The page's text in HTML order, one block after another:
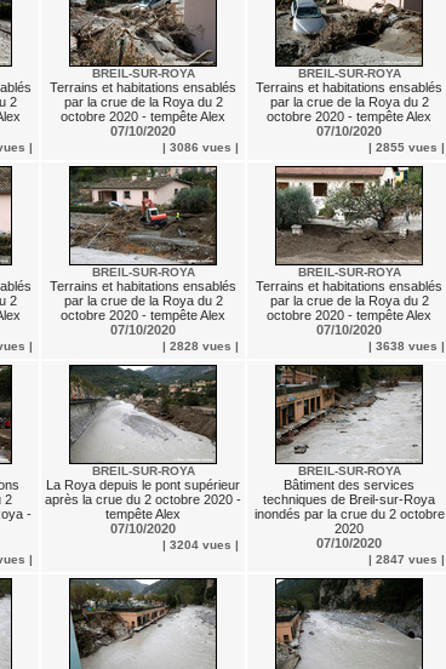
2
|
BREIL-SUR-ROYA
Terrains et habitations ensablés
par la crue de la Roya du 2
octobre 2020 - tempête Alex
07/10/2020
| 3086 vues |
BREIL-SUR-ROYA
Terrains et habitations ensablés
par la crue de la Roya du 2
octobre 2020 - tempête Alex
07/10/2020
| 2855 vues |
2
|
BREIL-SUR-ROYA
Terrains et habitations ensablés
par la crue de la Roya du 2
octobre 2020 - tempête Alex
07/10/2020
| 2828 vues |
BREIL-SUR-ROYA
Terrains et habitations ensablés
par la crue de la Roya du 2
octobre 2020 - tempête Alex
07/10/2020
| 3638 vues |
2
-
|
BREIL-SUR-ROYA
La Roya depuis le pont supérieur
après la crue du 2 octobre 2020 -
tempête Alex
07/10/2020
| 3204 vues |
BREIL-SUR-ROYA
Bâtiment des services
techniques de Breil-sur-Roya
inondés par la crue du 2 octobre
2020
07/10/2020
| 2847 vues |